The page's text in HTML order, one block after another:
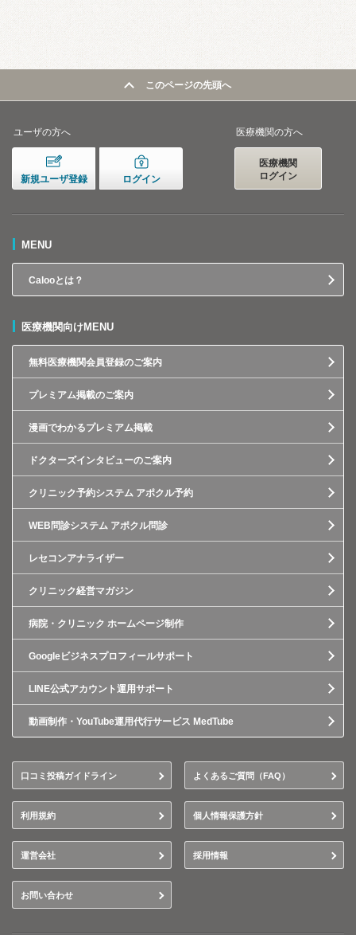
このページの先頭へ
ユーザの方へ
新規ユーザ登録 ログイン
医療機関の方へ
医療機関
ログイン
MENU
Calooとは？
医療機関向けMENU
無料医療機関会員登録のご案内
プレミアム掲載のご案内
漫画でわかるプレミアム掲載
ドクターズインタビューのご案内
クリニック予約システム アポクル予約
WEB問診システム アポクル問診
レセコンアナライザー
クリニック経営マガジン
病院・クリニック ホームページ制作
Googleビジネスプロフィールサポート
LINE公式アカウント運用サポート
動画制作・YouTube運用代行サービス MedTube
口コミ投稿ガイドライン よくあるご質問（FAQ）
利用規約 個人情報保護方針
運営会社 採用情報
お問い合わせ